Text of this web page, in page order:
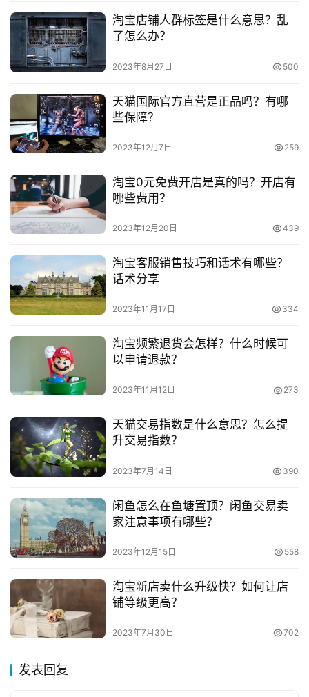
视
频
淘
宝
分
https://www.zaotuan.com.cn/141271.html
版权声明：本文内容由互联网用户自发贡献，该文观点仅代表
作者本人。本站仅提供信息存储空间服务，不拥有所有权，不
承担相关法律责任。如发现本站有涉嫌抄袭侵权/违法违规的内
容， 请发送邮件至 153055113@qq.com 举报，一经查实，
本站将立刻删除。
淘宝店铺人群标签是什么意思？乱
了怎么办？
2023年8月27日 500
天猫国际官方直营是正品吗？有哪
些保障？
2023年12月7日 259
淘宝0元免费开店是真的吗？开店有
哪些费用？
2023年12月20日 439
淘宝客服销售技巧和话术有哪些？
话术分享
2023年11月17日 334
淘宝频繁退货会怎样？什么时候可
以申请退款？
2023年11月12日 273
天猫交易指数是什么意思？怎么提
升交易指数？
2023年7月14日 390
闲鱼怎么在鱼塘置顶？闲鱼交易卖
家注意事项有哪些？
2023年12月15日 558
淘宝新店卖什么升级快？如何让店
铺等级更高？
2023年7月30日 702
发表回复